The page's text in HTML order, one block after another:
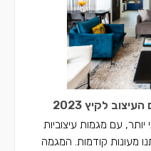
יותר, עם מגמות עיצוביות
מעונות קודמות. המגמה